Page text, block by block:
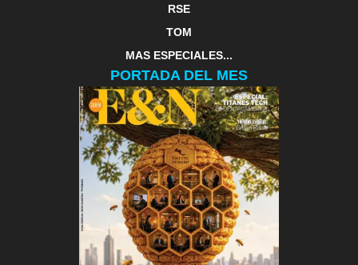
RSE
TOM
MAS ESPECIALES...
PORTADA DEL MES